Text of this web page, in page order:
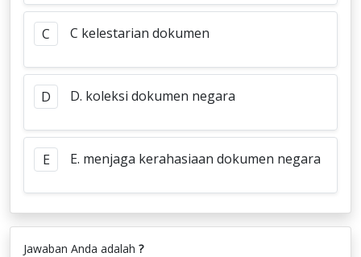
C C kelestarian dokumen
D D. koleksi dokumen negara
E E. menjaga kerahasiaan dokumen negara
Jawaban Anda adalah ?